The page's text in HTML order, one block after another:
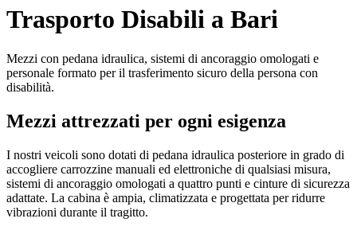
Trasporto Disabili a Bari
Mezzi con pedana idraulica, sistemi di ancoraggio omologati e
personale formato per il trasferimento sicuro della persona con
disabilità.
Mezzi attrezzati per ogni esigenza
I nostri veicoli sono dotati di pedana idraulica posteriore in grado di
accogliere carrozzine manuali ed elettroniche di qualsiasi misura,
sistemi di ancoraggio omologati a quattro punti e cinture di sicurezza
adattate. La cabina è ampia, climatizzata e progettata per ridurre
vibrazioni durante il tragitto.